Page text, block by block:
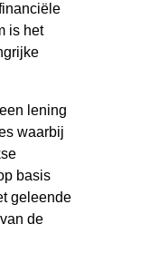
is het
lening
waarbij
basis
geleende
de